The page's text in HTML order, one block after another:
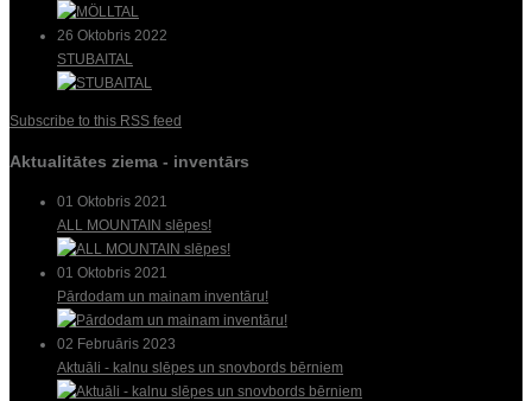
26 Oktobris 2022
STUBAITAL
Subscribe to this RSS feed
Aktualitātes ziema - inventārs
01 Oktobris 2021
ALL MOUNTAIN slēpes!
01 Oktobris 2021
Pārdodam un mainam inventāru!
02 Februāris 2023
Aktuāli - kalnu slēpes un snovbords bērniem